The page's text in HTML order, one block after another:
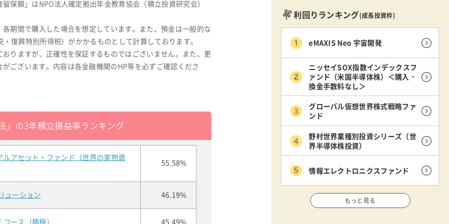
保額」はNPO法人確定拠出年金教育協会（積立投資研究会）
期間で購入した場合を想定しています。また、預金は一般的な
復興特別所得税）がかかるものとして計算しております。
りますが、正確性を保証するものではございません。また、更
ございます。内容は各金融機関のHP等を必ずご確認くださ
」の3年積立損益率ランキング
アセット・ファンド（世界の実物資
55.58%
ューション 46.19%
ース（積極） 45.49%
利回りランキング(成長投資枠)
eMAXIS Neo 宇宙開発
ニッセイSOX指数インデックスフ
ァンド（米国半導体株）＜購入・
換金手数料なし＞
グローバル仮想世界株式戦略ファ
ンド
野村世界業種別投資シリーズ（世
界半導体株投資）
情報エレクトロニクスファンド
もっと見る